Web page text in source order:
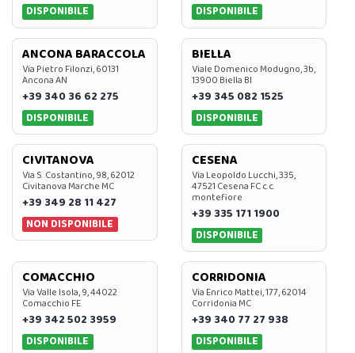
DISPONIBILE
DISPONIBILE
ANCONA BARACCOLA
Via Pietro Filonzi, 60131
Ancona AN
+39 340 36 62 275
DISPONIBILE
BIELLA
Viale Domenico Modugno, 3b,
13900 Biella BI
+39 345 082 1525
DISPONIBILE
CIVITANOVA
Via S. Costantino, 98, 62012
Civitanova Marche MC
+39 349 28 11 427
NON DISPONIBILE
CESENA
Via Leopoldo Lucchi, 335,
47521 Cesena FC c.c.
montefiore
+39 335 171 1900
DISPONIBILE
COMACCHIO
Via Valle Isola, 9, 44022
Comacchio FE
+39 342 502 3959
DISPONIBILE
CORRIDONIA
Via Enrico Mattei, 177, 62014
Corridonia MC
+39 340 77 27 938
DISPONIBILE